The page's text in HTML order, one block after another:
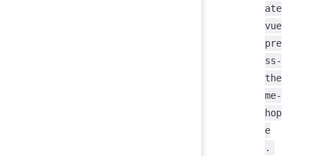
ate
vue
pre
ss-
the
me-
hop
e
.